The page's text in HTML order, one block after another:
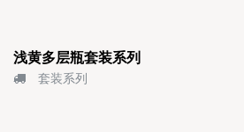
浅黄多层瓶套装系列
套装系列